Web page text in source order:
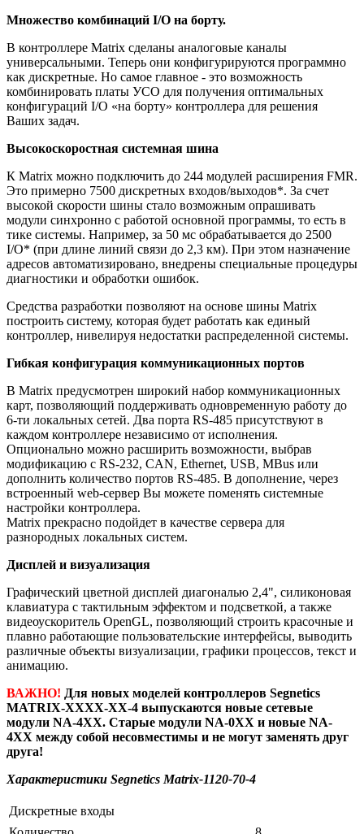
Множество комбинаций I/O на борту.
В контроллере Matrix сделаны аналоговые каналы
универсальными. Теперь они конфигурируются программно
как дискретные. Но самое главное - это возможность
комбинировать платы УСО для получения оптимальных
конфигураций I/O «на борту» контроллера для решения
Ваших задач.
Высокоскоростная системная шина
К Matrix можно подключить до 244 модулей расширения FMR.
Это примерно 7500 дискретных входов/выходов*. За счет
высокой скорости шины стало возможным опрашивать
модули синхронно с работой основной программы, то есть в
тике системы. Например, за 50 мс обрабатывается до 2500
I/O* (при длине линий связи до 2,3 км). При этом назначение
адресов автоматизировано, внедрены специальные процедуры
диагностики и обработки ошибок.
Средства разработки позволяют на основе шины Matrix
построить систему, которая будет работать как единый
контроллер, нивелируя недостатки распределенной системы.
Гибкая конфигурация коммуникационных портов
В Matrix предусмотрен широкий набор коммуникационных
карт, позволяющий поддерживать одновременную работу до
6-ти локальных сетей. Два порта RS-485 присутствуют в
каждом контроллере независимо от исполнения.
Опционально можно расширить возможности, выбрав
модификацию с RS-232, CAN, Ethernet, USB, MBus или
дополнить количество портов RS-485. В дополнение, через
встроенный web-сервер Вы можете поменять системные
настройки контроллера.
Matrix прекрасно подойдет в качестве сервера для
разнородных локальных систем.
Дисплей и визуализация
Графический цветной дисплей диагональю 2,4", силиконовая
клавиатура с тактильным эффектом и подсветкой, а также
видеоускоритель OpenGL, позволяющий строить красочные и
плавно работающие пользовательские интерфейсы, выводить
различные объекты визуализации, графики процессов, текст и
анимацию.
ВАЖНО! Для новых моделей контроллеров Segnetics
MATRIX-XXXX-XX-4 выпускаются новые сетевые
модули NA-4XX. Старые модули NA-0XX и новые NA-
4XX между собой несовместимы и не могут заменять друг
друга!
Характеристики Segnetics Matrix-1120-70-4
Дискретные входы